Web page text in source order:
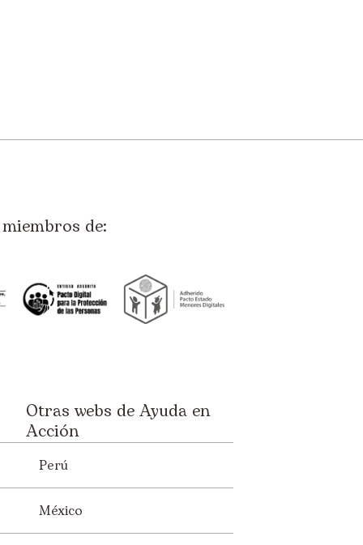
de:
Otras webs de Ayuda en
Acción
Perú
México